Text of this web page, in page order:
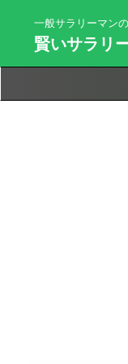
一般サラリーマン
賢いサラリ